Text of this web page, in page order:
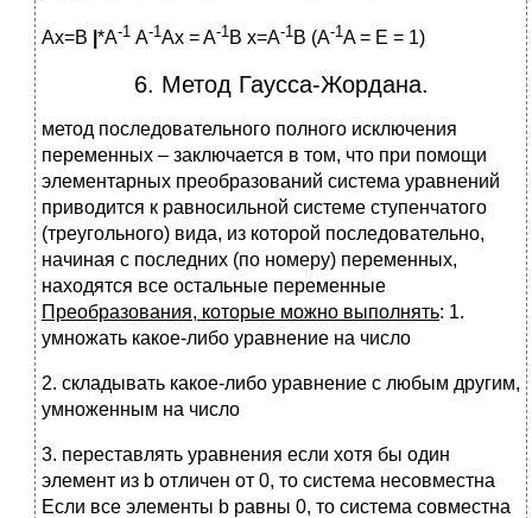
Ax=B *A-1 A-1Ax = A-1B x=A-1B (A-1A = E = 1)
6. Mетод Гаусса-Жордана.
метод последовательного полного исключения
переменных – заключается в том, что при помощи
элементарных преобразований система уравнений
приводится к равносильной системе ступенчатого
(треугольного) вида, из которой последовательно,
начиная с последних (по номеру) переменных,
находятся все остальные переменные
Преобразования, которые можно выполнять: 1.
умножать какое-либо уравнение на число
2. складывать какое-либо уравнение с любым другим,
умноженным на число
3. переставлять уравнения если хотя бы один
элемент из b отличен от 0, то система несовместна
Если все элементы b равны 0, то система совместна